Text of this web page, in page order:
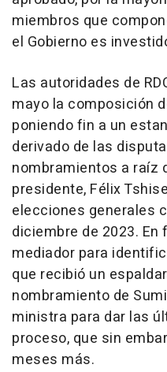
miembros que
el Gobierno es
Las autoridades de
mayo la composición
poniendo fin a un
derivado de las
nombramientos a raíz
presidente, Félix
elecciones generales
diciembre de 2023.
mediador para
que recibió un
nombramiento de
ministra para dar las
proceso, que sin
meses más.